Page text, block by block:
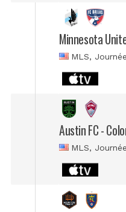
Minnesota
MLS,
Austin FC -
MLS,